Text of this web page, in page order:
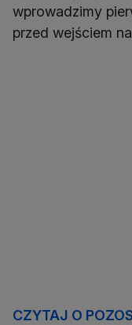
wprowadzimy
przed wejściem
CZYTAJ O